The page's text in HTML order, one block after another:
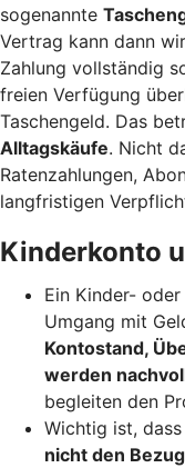
sogenannte
Vertrag kann dann
Zahlung vollständig
freien Verfügung
Taschengeld. Das
Alltagskäufe. Nicht
Ratenzahlungen,
langfristigen
Kinderkonto
Ein Kinder-
Umgang mit
Kontostand,
werden
begleiten den
Wichtig ist,
nicht den